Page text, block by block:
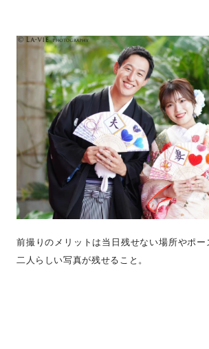
前撮りのメリットは当日残せない場所やポー
二人らしい写真が残せること。